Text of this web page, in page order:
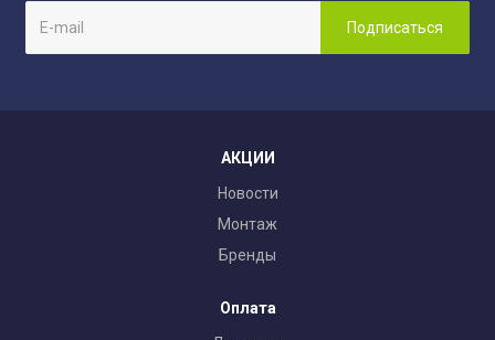
АКЦИИ
Новости
Монтаж
Бренды
Оплата